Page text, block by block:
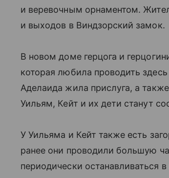
и веревочным орнаментом.
и выходов в Виндзорский замок.
В новом доме герцога и
которая любила проводить
Аделаида жила прислуга, а
Уильям, Кейт и их дети станут
У Уильяма и Кейт также есть
ранее они проводили большую
периодически останавливаться